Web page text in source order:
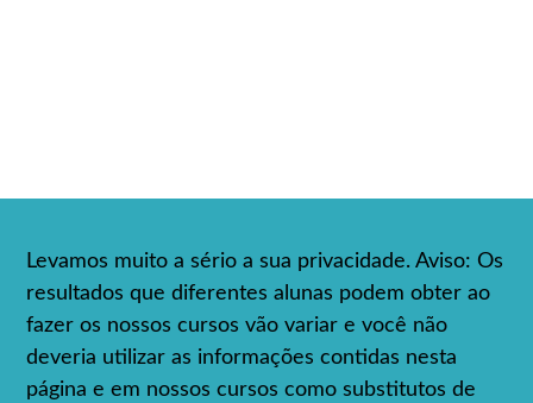
Levamos muito a sério a sua privacidade. Aviso: Os
resultados que diferentes alunas podem obter ao
fazer os nossos cursos vão variar e você não
deveria utilizar as informações contidas nesta
página e em nossos cursos como substitutos de